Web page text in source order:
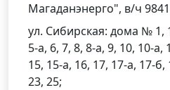
Магаданэнерго", в/ч
ул. Сибирская: дома № 1,
5-а, 6, 7, 8, 8-а, 9, 10, 10-а,
15, 15-а, 16, 17, 17-а, 17-б,
23, 25;